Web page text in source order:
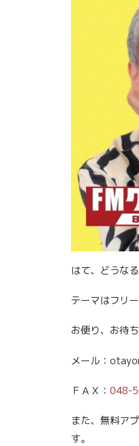
はて、どうな
テーマはフリー
お便り、お待
メール：
ＦＡＸ： 048-
また、無料ア
す。